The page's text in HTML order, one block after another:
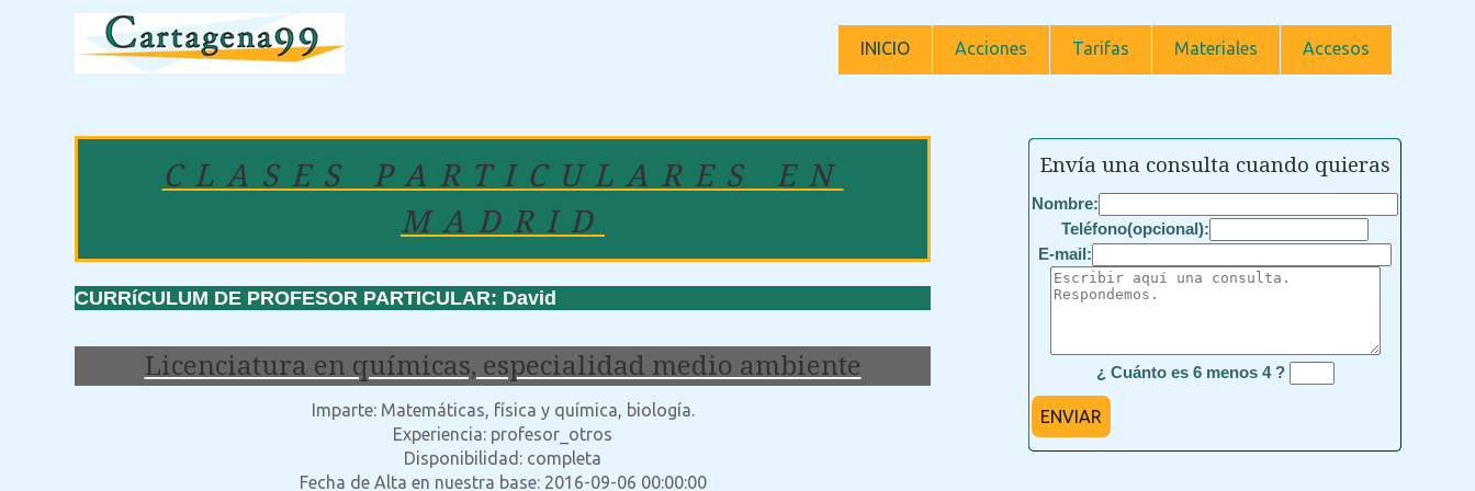
INICIO Acciones Tarifas Materiales Accesos
CLASES PARTICULARES EN
MADRID
CURRíCULUM DE PROFESOR PARTICULAR: David
Licenciatura en químicas, especialidad medio ambiente
Imparte: Matemáticas, física y química, biología.
Experiencia: profesor_otros
Disponibilidad: completa
Fecha de Alta en nuestra base: 2016-09-06 00:00:00
Envía una consulta cuando quieras
Nombre:
Teléfono(opcional):
E-mail:
¿ Cuánto es 6 menos 4 ?
ENVIAR